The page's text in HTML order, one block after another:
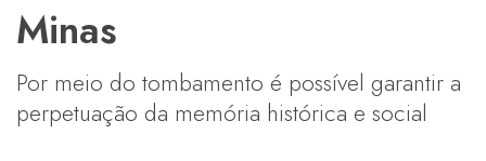
Minas
Por meio do tombamento é possível garantir a
perpetuação da memória histórica e social